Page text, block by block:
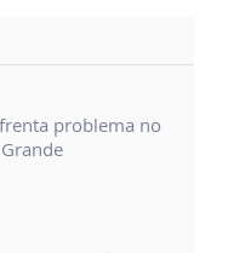
problema no